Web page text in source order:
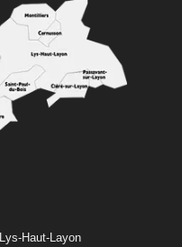
Lys-Haut-Layon